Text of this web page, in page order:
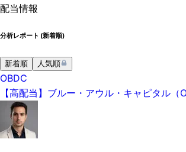
配当情報
分析レポート (新着順)
新着順 人気順
OBDC
【高配当】ブルー・アウル・キャピタル